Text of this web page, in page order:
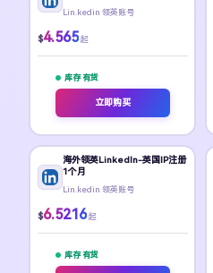
Lin.kedin 领英账号
$4.565 起
库存 有货
立即购买
海外领英LinkedIn-英国IP注册
1个月
Lin.kedin 领英账号
$6.5216 起
库存 有货